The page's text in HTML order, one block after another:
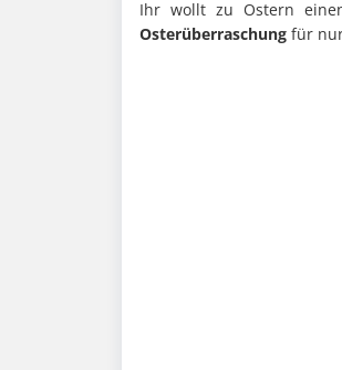
Ihr wollt zu Ostern
Osterüberraschung für